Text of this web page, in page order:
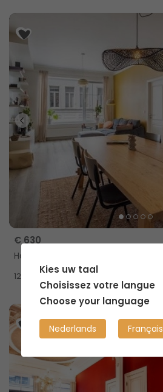
€ 630
Habitation partagée
12m
Kies uw taal
Choisissez votre langue
Choose your language
Nederlands Français